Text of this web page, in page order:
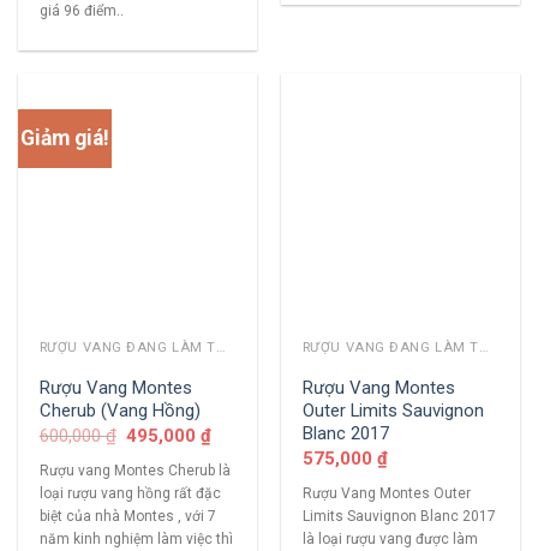
giá 96 điểm..
Giảm giá!
RƯỢU VANG ĐANG LÀM THỊ TRƯỜNG
Rượu Vang Montes
Cherub (Vang Hồng)
600,000₫ 495,000₫
Rượu vang Montes Cherub là
loại rượu vang hồng rất đặc
biệt của nhà Montes , với 7
năm kinh nghiệm làm việc thì
RƯỢU VANG ĐANG LÀM THỊ TRƯỜNG
Rượu Vang Montes
Outer Limits Sauvignon
Blanc 2017
575,000 ₫
Rượu Vang Montes Outer
Limits Sauvignon Blanc 2017
là loại rượu vang được làm